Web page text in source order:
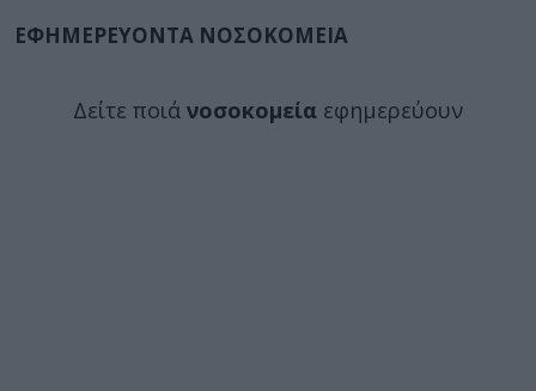
ΕΦΗΜΕΡΕΥΟΝΤΑ ΝΟΣΟΚΟΜΕΙΑ
Δείτε ποιά νοσοκομεία εφημερεύουν